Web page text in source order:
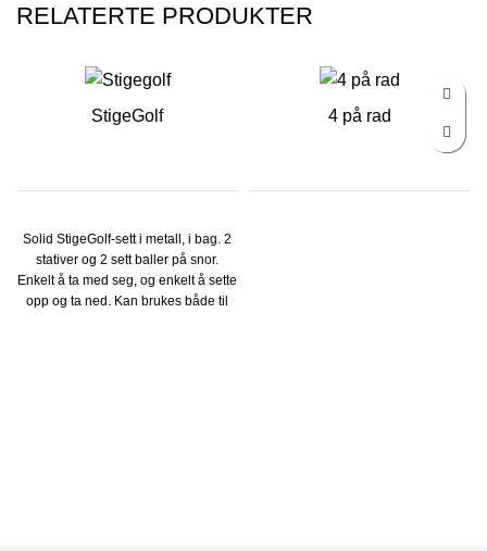
RELATERTE PRODUKTER
StigeGolf
Solid StigeGolf-sett i metall, i bag. 2
stativer og 2 sett baller på snor.
Enkelt å ta med seg, og enkelt å sette
opp og ta ned. Kan brukes både til
4 på rad